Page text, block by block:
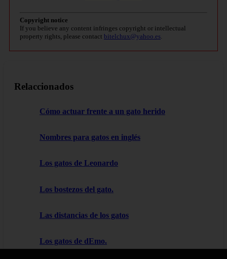
Copyright notice
If you believe any content infringes copyright or intellectual
property rights, please contact bitelchux@yahoo.es.
Relaccionados
Cómo actuar frente a un gato herido
Nombres para gatos en inglés
Los gatos de Leonardo
Los bostezos del gato.
Las distancias de los gatos
Los gatos de dEmo.